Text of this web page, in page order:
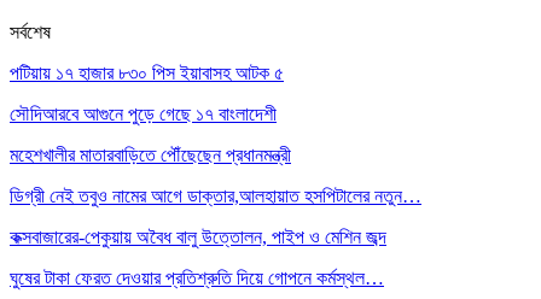
সর্বশেষ
পটিয়ায় ১৭ হাজার ৮৩০ পিস ইয়াবাসহ আটক ৫
সৌদিআরবে আগুনে পুড়ে গেছে ১৭ বাংলাদেশী
মহেশখালীর মাতারবাড়িতে পৌঁছেছেন প্রধানমন্ত্রী
ডিগ্রী নেই তবুও নামের আগে ডাক্তার,আলহায়াত হসপিটালের নতুন…
কক্সবাজারের-পেকুয়ায় অবৈধ বালু উত্তোলন, পাইপ ও মেশিন জব্দ
ঘুষের টাকা ফেরত দেওয়ার প্রতিশ্রুতি দিয়ে গোপনে কর্মস্থল…